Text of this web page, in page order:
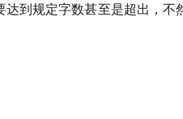
到规定字数甚至是超出，不